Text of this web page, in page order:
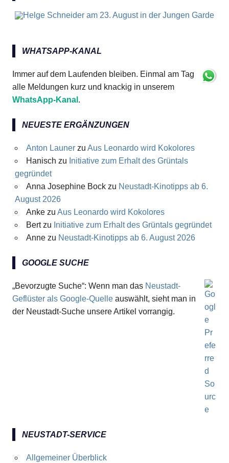
WHATSAPP-KANAL
Immer auf dem Laufenden bleiben. Einmal am Tag
alle Meldungen kurz und knackig in unserem
WhatsApp-Kanal .
NEUESTE ERGÄNZUNGEN
Anton Launerzu Aus Leonardo wird Kokolores
Hanisch zu Initiative zum Erhalt des Grüntals
gegründet
Anna Josephine Bockzu Neustadt-Kinotipps ab 6.
August 2026
Ankezu Aus Leonardo wird Kokolores
Bertzu Initiative zum Erhalt des Grüntals gegründet
Annezu Neustadt-Kinotipps ab 6. August 2026
GOOGLE SUCHE
„Bevorzugte Suche“: Wenn man das Neustadt-
Geflüster als Google-Quelle auswählt, sieht man in
der Neustadt-Suche unsere Artikel vorrangig.
NEUSTADT-SERVICE
Allgemeiner Überblick